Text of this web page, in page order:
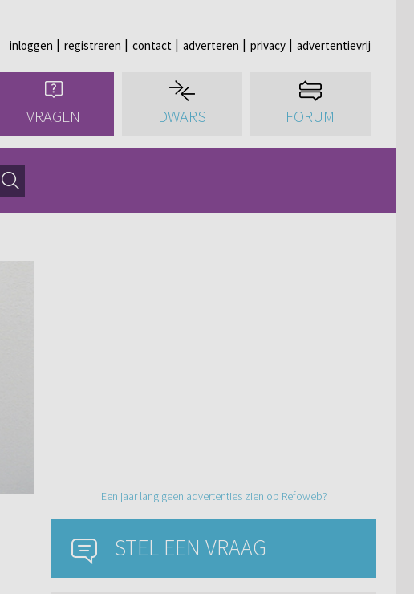
inloggen registreren contact adverteren privacy advertentievrij
VRAGEN DWARS FORUM
Een jaar lang geen advertenties zien op Refoweb?
STEL EEN VRAAG